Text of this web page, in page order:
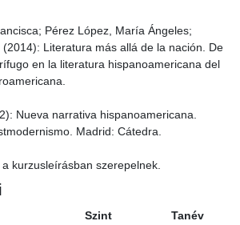
Pérez López, María Ángeles;
Literatura más allá de la nación. De
en la literatura hispanoamericana del
Nueva narrativa hispanoamericana.
Madrid: Cátedra.
kurzusleírásban szerepelnek.
Szint
Tanév